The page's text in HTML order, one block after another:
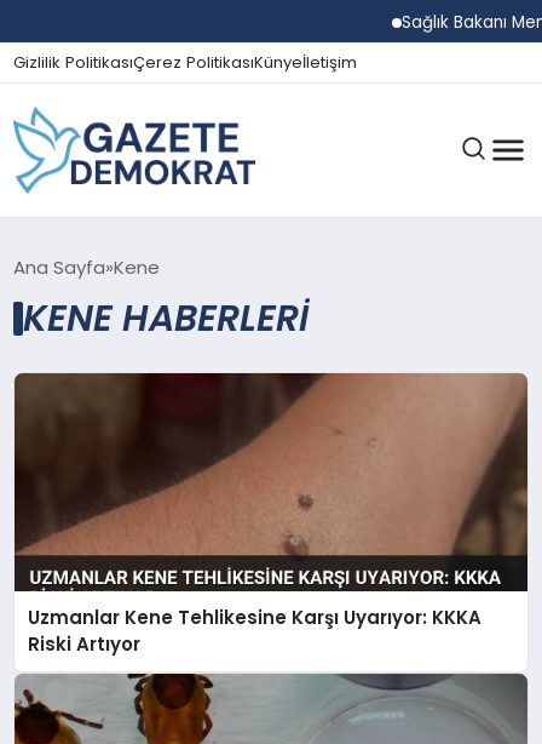
Sağlık Bakanı
Gizlilik PolitikasıÇerez PolitikasıKünyeİletişim
GÜNDEM
MAGAZIN
SAĞLIK
EĞITIM
Ana Sayfa Kene
KENE HABERLERI
Uzmanlar Kene Tehlikesine Karşı Uyarıyor: KKKA
Riski Artıyor